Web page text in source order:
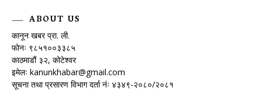
ABOUT US
कानून खबर प्रा. ली.
फोनः ९८५१००३३८५
काठमाडौं ३२, कोटेश्वर
इमेलः kanunkhabar@gmail.com
सूचना तथा प्रसारण विभाग दर्ता नंः ४३४९-२०८०/२०८१